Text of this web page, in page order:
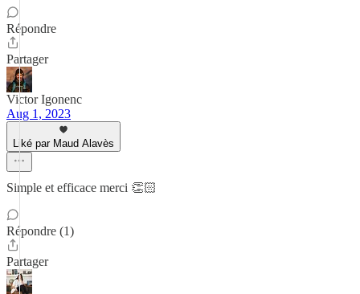
Répondre
Partager
Victor Igonenc
Aug 1, 2023
Liké par Maud Alavès
Simple et efficace merci 👏🏻
Répondre (1)
Partager